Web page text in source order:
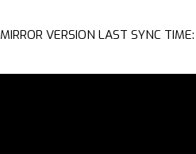
MIRROR VERSION LAST SYNC